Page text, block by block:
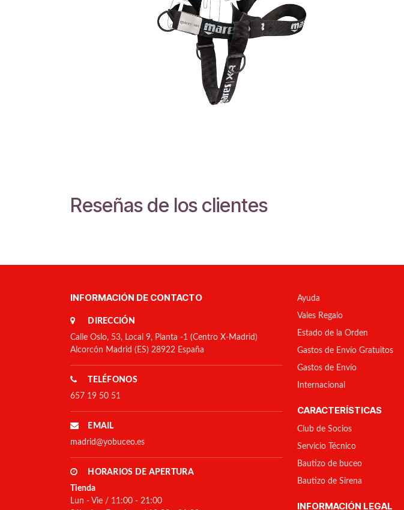
Reseñas de los clientes
INFORMACIÓN DE CONTACTO
DIRECCIÓN
Calle Oslo, 53, Local 9, Planta -1 (Centro X-Madrid)
Alcorcón Madrid (ES) 28922 España
TELÉFONOS
657 19 50 51
EMAIL
madrid@yobuceo.es
HORARIOS DE APERTURA
Tienda
Lun - Vie / 11:00 - 21:00
Ayuda
Vales Regalo
Estado de la Orden
Gastos de Envío Gratuitos
Gastos de Envío
Internacional
CARACTERÍSTICAS
Club de Socios
Servicio Técnico
Bautizo de buceo
Bautizo de Sirena
INFORMACIÓN LEGAL